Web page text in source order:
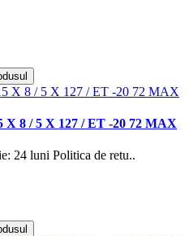
8 / 5 X 127 / ET -20 72 MAX
24 luni Politica de retu..